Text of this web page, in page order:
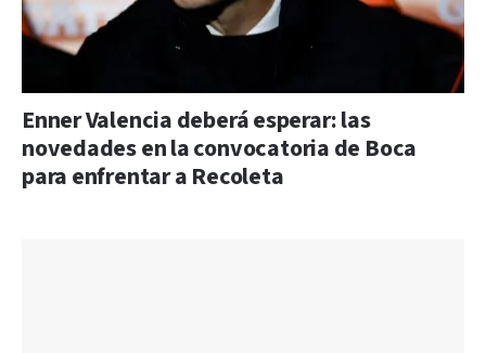
Enner Valencia deberá esperar: las
novedades en la convocatoria de Boca
para enfrentar a Recoleta